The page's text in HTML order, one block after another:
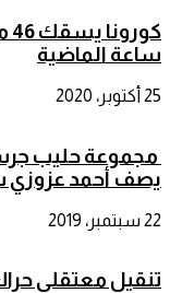
ساعة الماضية
25 أكتوبر، 2020
مجموعة حليب
يصف أحمد عزوزي
22 سبتمبر، 2019
تنقيل معتقلي